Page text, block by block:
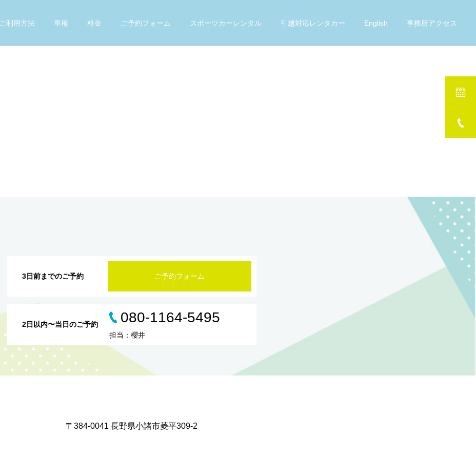
ご利用方法 車種 料金 ご予約フォーム スポーツカーレンタル 引越対応レンタカー English 事務所アクセス
3日前までのご予約 ご予約フォーム
2日以内〜当日のご予約 080-1164-5495
担当：櫻井
〒384-0041 長野県小諸市菱平309-2